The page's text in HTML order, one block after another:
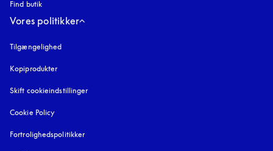
Find butik
Vores politikker
Tilgængelighed
Kopiprodukter
Skift cookieindstillinger
Cookie Policy
Fortrolighedspolitikker